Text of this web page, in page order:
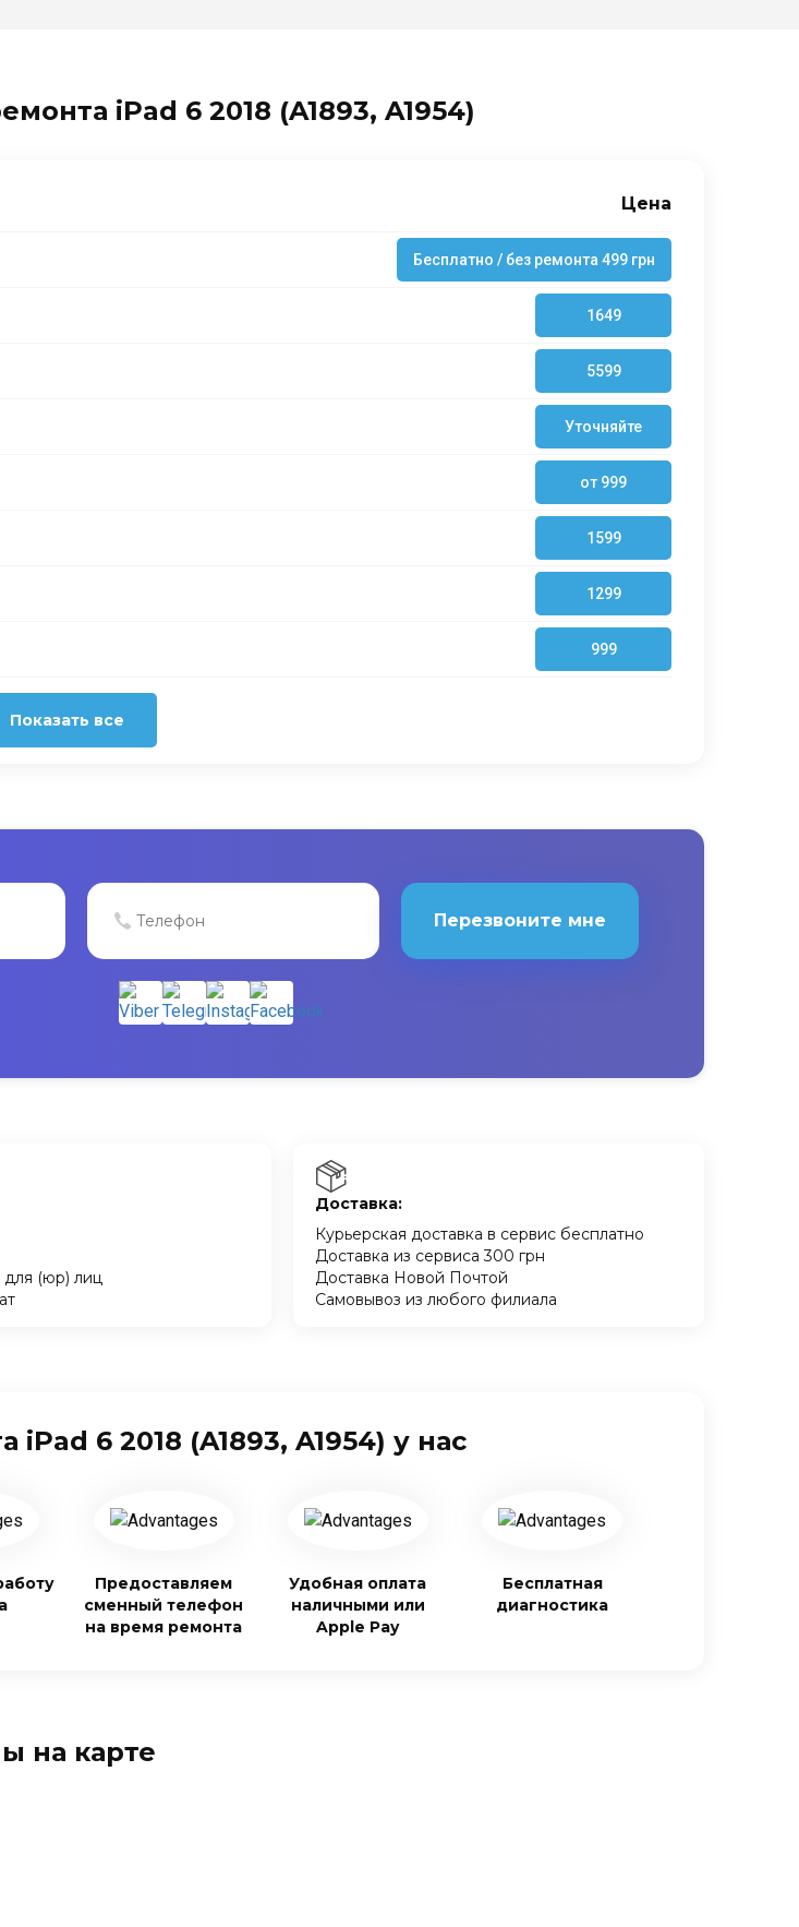
iPad 6 2018 (A1893, A1954)
Цена
Бесплатно / без ремонта 499 грн
1649
5599
Уточняйте
от 999
1599
1299
999
Показать все
Перезвоните мне
(юр) лиц
Доставка:
Курьерская доставка в сервис бесплатно
Доставка из сервиса 300 грн
Доставка Новой Почтой
Самовывоз из любого филиала
6 2018 (A1893, A1954) у нас
Предоставляем
сменный телефон
на время ремонта
Удобная оплата
наличными или
Apple Pay
Бесплатная
диагностика
на карте